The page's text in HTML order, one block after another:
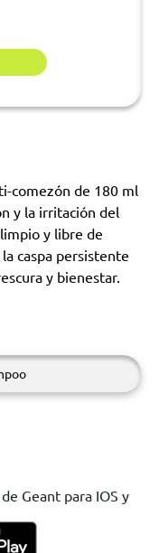
comezón de 180 ml
y la irritación del
y libre de
caspa persistente
y bienestar.
Geant para IOS y